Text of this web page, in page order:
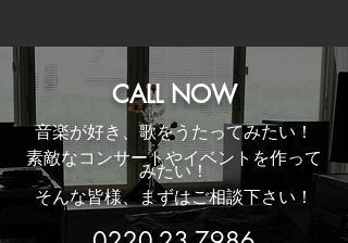
CALL NOW
音楽が好き、歌をうたってみたい！
素敵なコンサートやイベントを作って
みたい！
そんな皆様、まずはご相談下さい！